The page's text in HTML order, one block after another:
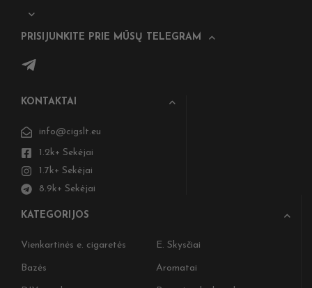
PRISIJUNKITE PRIE MŪSŲ TELEGRAM
KONTAKTAI
info@cigslt.eu
1.2k+ Sekėjai
1.7k+ Sekėjai
8.9k+ Sekėjai
KATEGORIJOS
Vienkartinės e. cigaretės E. Skysčiai
Bazės Aromatai